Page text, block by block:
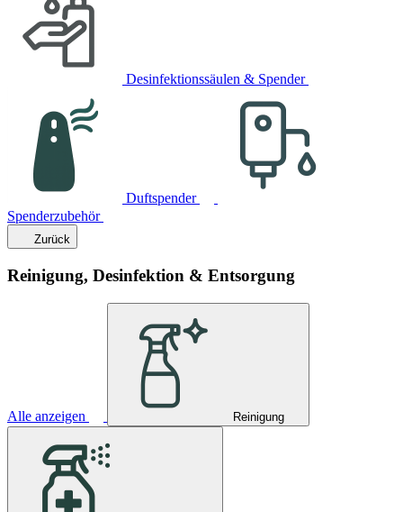
Desinfektionssäulen & Spender
Duftspender
Spenderzubehör
Zurück
Reinigung, Desinfektion & Entsorgung
Alle anzeigen Reinigung